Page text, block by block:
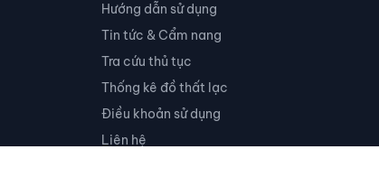
Hướng dẫn sử dụng
Tin tức & Cẩm nang
Tra cứu thủ tục
Thống kê đồ thất lạc
Điều khoản sử dụng
Liên hệ